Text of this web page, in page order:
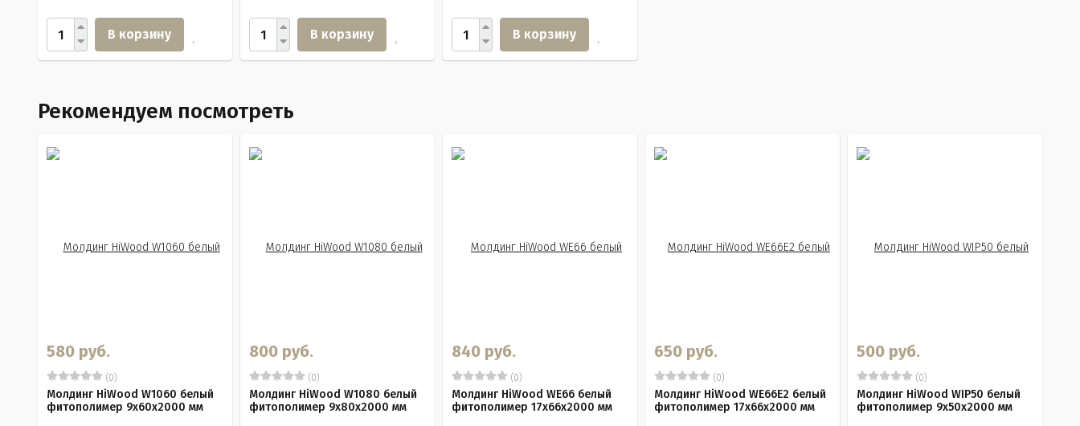
В корзину В корзину В корзину
Рекомендуем посмотреть
580 руб.
(0)
Молдинг HiWood W1060 белый
фитополимер 9х60х2000 мм
800 руб.
(0)
Молдинг HiWood W1080 белый
фитополимер 9х80х2000 мм
840 руб.
(0)
Молдинг HiWood WE66 белый
фитополимер 17х66х2000 мм
650 руб.
(0)
Молдинг HiWood WE66E2 белый
фитополимер 17х66х2000 мм
500 руб.
(0)
Молдинг HiWood WIP50 белый
фитополимер 9х50х2000 мм